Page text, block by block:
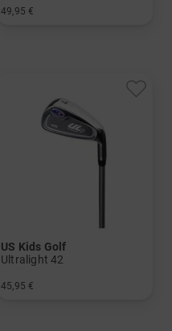
49,95 €
US Kids Golf
Ultralight 42
45,95 €